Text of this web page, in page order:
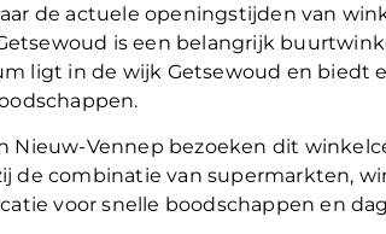
de actuele openingstijden van
is een belangrijk
ligt in de wijk Getsewoud en biedt
Nieuw-Vennep bezoeken dit
de combinatie van supermarkten,
voor snelle boodschappen en